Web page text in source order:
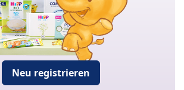
Neu registrieren